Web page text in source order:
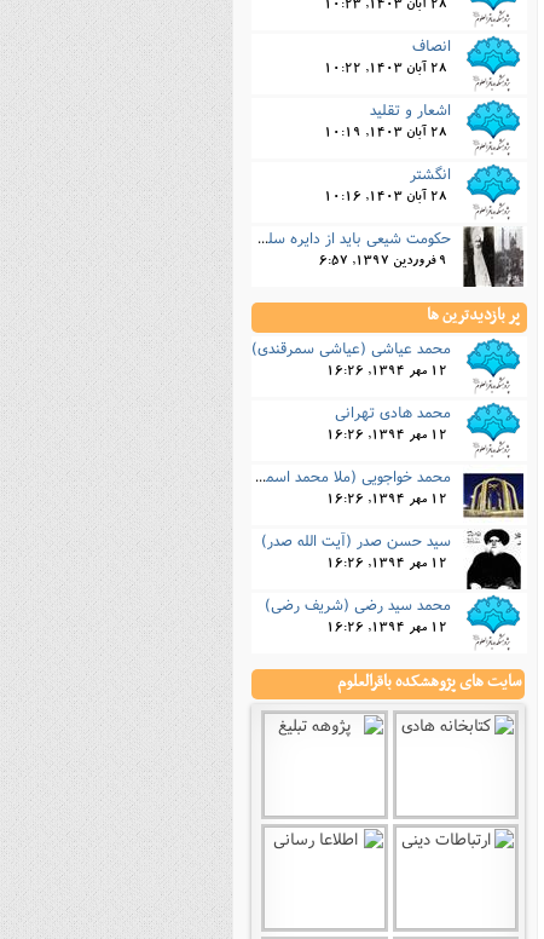
28 آبان 1403, 10:23
انصاف
28 آبان 1403, 10:22
اشعار و تقليد
28 آبان 1403, 10:19
انگشتر
28 آبان 1403, 10:16
حکومت شیعی باید از دایره سلطان جائر خارج باشد
9 فروردین 1397, 6:57
پر بازدیدترین ها
محمد عیاشی (عیاشی سمرقندی)
12 مهر 1394, 16:26
محمد هادی تهرانی
12 مهر 1394, 16:26
محمد خواجویی (ملا محمد اسماعیل خواجویی)
12 مهر 1394, 16:26
سید حسن صدر (آیت الله صدر)
12 مهر 1394, 16:26
محمد سید رضی (شریف رضى)
12 مهر 1394, 16:26
سایت های پژوهشکده باقرالعلوم